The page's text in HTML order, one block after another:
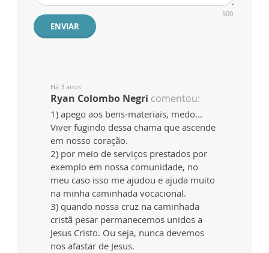
500
ENVIAR
Há 3 anos
Ryan Colombo Negri comentou:
1) apego aos bens-materiais, medo...
Viver fugindo dessa chama que ascende
em nosso coração.
2) por meio de serviços prestados por
exemplo em nossa comunidade, no
meu caso isso me ajudou e ajuda muito
na minha caminhada vocacional.
3) quando nossa cruz na caminhada
cristã pesar permanecemos unidos a
Jesus Cristo. Ou seja, nunca devemos
nos afastar de Jesus.